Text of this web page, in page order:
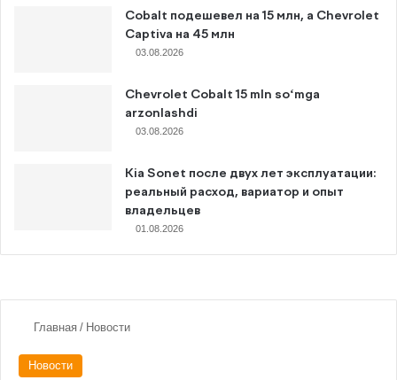
Cobalt подешевел на 15 млн, а Chevrolet
Captiva на 45 млн
03.08.2026
Chevrolet Cobalt 15 mln so‘mga
arzonlashdi
03.08.2026
Kia Sonet после двух лет эксплуатации:
реальный расход, вариатор и опыт
владельцев
01.08.2026